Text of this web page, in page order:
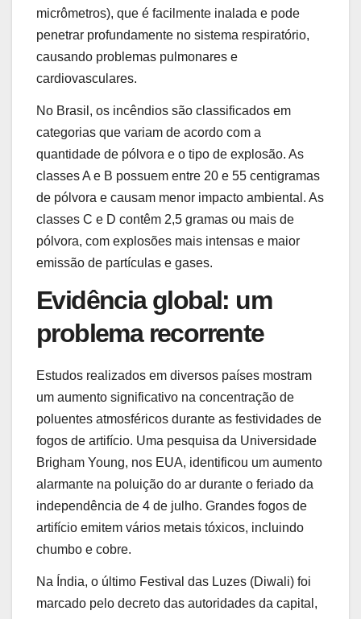
micrômetros), que é facilmente inalada e pode
penetrar profundamente no sistema respiratório,
causando problemas pulmonares e
cardiovasculares.
No Brasil, os incêndios são classificados em
categorias que variam de acordo com a
quantidade de pólvora e o tipo de explosão. As
classes A e B possuem entre 20 e 55 centigramas
de pólvora e causam menor impacto ambiental. As
classes C e D contêm 2,5 gramas ou mais de
pólvora, com explosões mais intensas e maior
emissão de partículas e gases.
Evidência global: um
problema recorrente
Estudos realizados em diversos países mostram
um aumento significativo na concentração de
poluentes atmosféricos durante as festividades de
fogos de artifício. Uma pesquisa da Universidade
Brigham Young, nos EUA, identificou um aumento
alarmante na poluição do ar durante o feriado da
independência de 4 de julho. Grandes fogos de
artifício emitem vários metais tóxicos, incluindo
chumbo e cobre.
Na Índia, o último Festival das Luzes (Diwali) foi
marcado pelo decreto das autoridades da capital,